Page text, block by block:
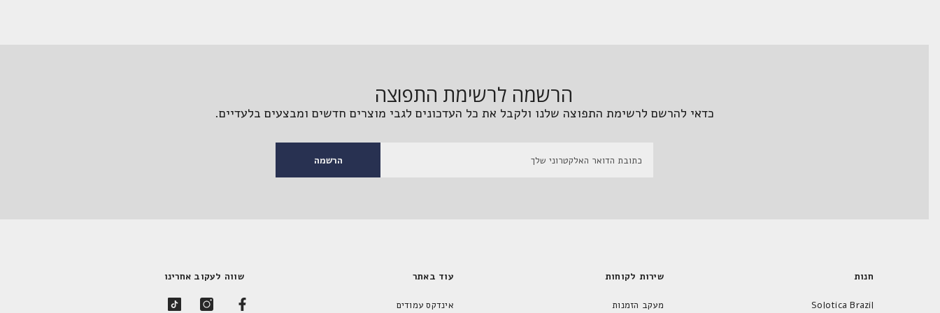
הרשמה לרשימת התפוצה
כדאי להרשם לרשימת התפוצה שלנו ולקבל את כל העדכונים לגבי מוצרים חדשים ומבצעים בלעדיים.
הרשמה
חנות
Solotica Brazil
שירות לקוחות
מעקב הזמנות
עוד באתר
אינדקס עמודים
שווה לעקוב אחרינו